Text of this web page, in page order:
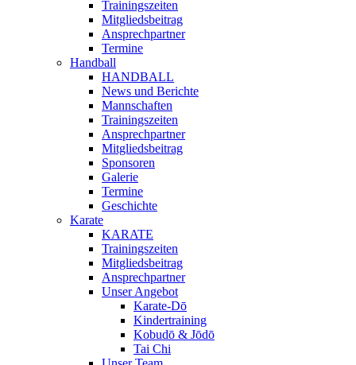
Trainingszeiten
Mitgliedsbeitrag
Ansprechpartner
Termine
Handball
HANDBALL
News und Berichte
Mannschaften
Trainingszeiten
Ansprechpartner
Mitgliedsbeitrag
Sponsoren
Galerie
Termine
Geschichte
Karate
KARATE
Trainingszeiten
Mitgliedsbeitrag
Ansprechpartner
Unser Angebot
Karate-Dō
Kindertraining
Kobudō & Jōdō
Tai Chi